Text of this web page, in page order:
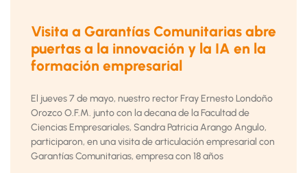
Visita a Garantías Comunitarias abre
puertas a la innovación y la IA en la
formación empresarial
El jueves 7 de mayo, nuestro rector Fray Ernesto Londoño
Orozco O.F.M. junto con la decana de la Facultad de
Ciencias Empresariales, Sandra Patricia Arango Angulo,
participaron, en una visita de articulación empresarial con
Garantías Comunitarias, empresa con 18 años